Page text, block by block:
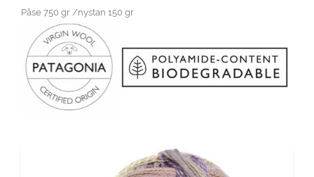
Påse 750 gr /nystan 150 gr